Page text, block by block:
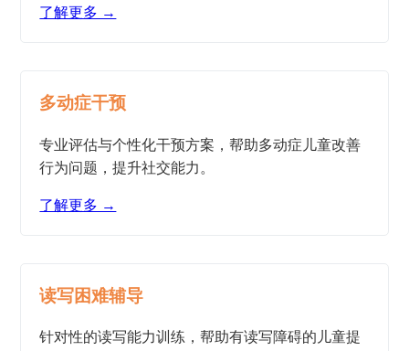
了解更多 →
多动症干预
专业评估与个性化干预方案，帮助多动症儿童改善
行为问题，提升社交能力。
了解更多 →
读写困难辅导
针对性的读写能力训练，帮助有读写障碍的儿童提